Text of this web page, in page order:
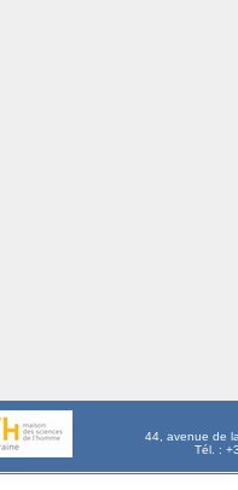
44, avenue de
Tél. :